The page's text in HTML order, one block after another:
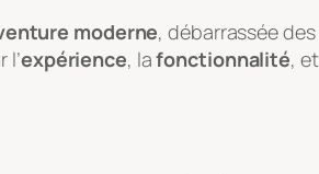
moderne, débarrassée
l’expérience, lafonctionnalité,